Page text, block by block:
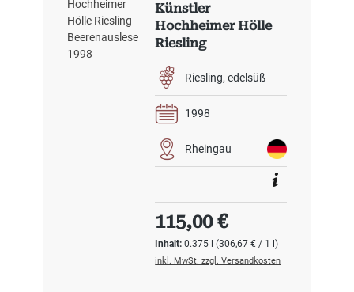
Künstler
Hochheimer Hölle
Riesling
Riesling edelsüß
1998
Rheingau
Inhalt:0.375 l(306,67 € / 1 l)
Regulärer Preis:
115,00 €
inkl. MwSt. zzgl. Versandkosten